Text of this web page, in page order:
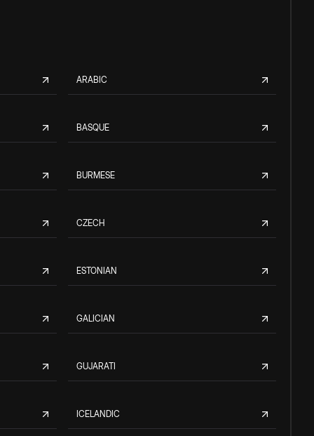
ARABIC
BASQUE
BURMESE
CZECH
ESTONIAN
GALICIAN
GUJARATI
ICELANDIC